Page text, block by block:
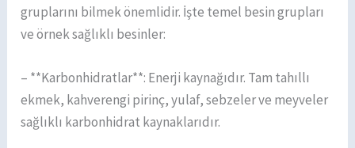
gruplarını bilmek önemlidir. İşte temel besin grupları
ve örnek sağlıklı besinler:
– **Karbonhidratlar**: Enerji kaynağıdır. Tam tahıllı
ekmek, kahverengi pirinç, yulaf, sebzeler ve meyveler
sağlıklı karbonhidrat kaynaklarıdır.